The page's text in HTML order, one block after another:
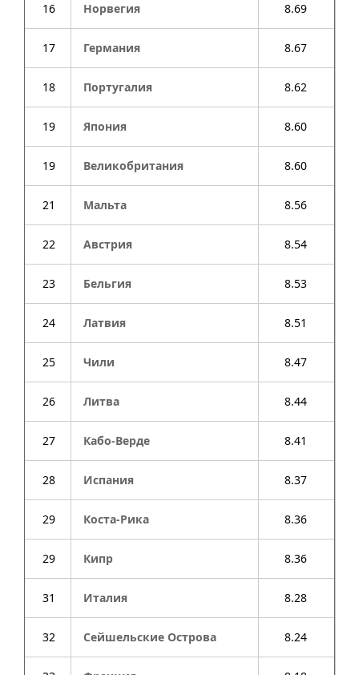
16 Норвегия 8.69
17 Германия 8.67
18 Португалия 8.62
19 Япония 8.60
19 Великобритания 8.60
21 Мальта 8.56
22 Австрия 8.54
23 Бельгия 8.53
24 Латвия 8.51
25 Чили 8.47
26 Литва 8.44
27 Кабо-Верде 8.41
28 Испания 8.37
29 Коста-Рика 8.36
29 Кипр 8.36
31 Италия 8.28
32 Сейшельские Острова 8.24